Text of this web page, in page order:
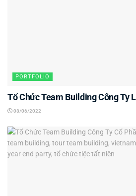
PORTFOLIO
Tổ Chức Team Building Công Ty
08/06/2022